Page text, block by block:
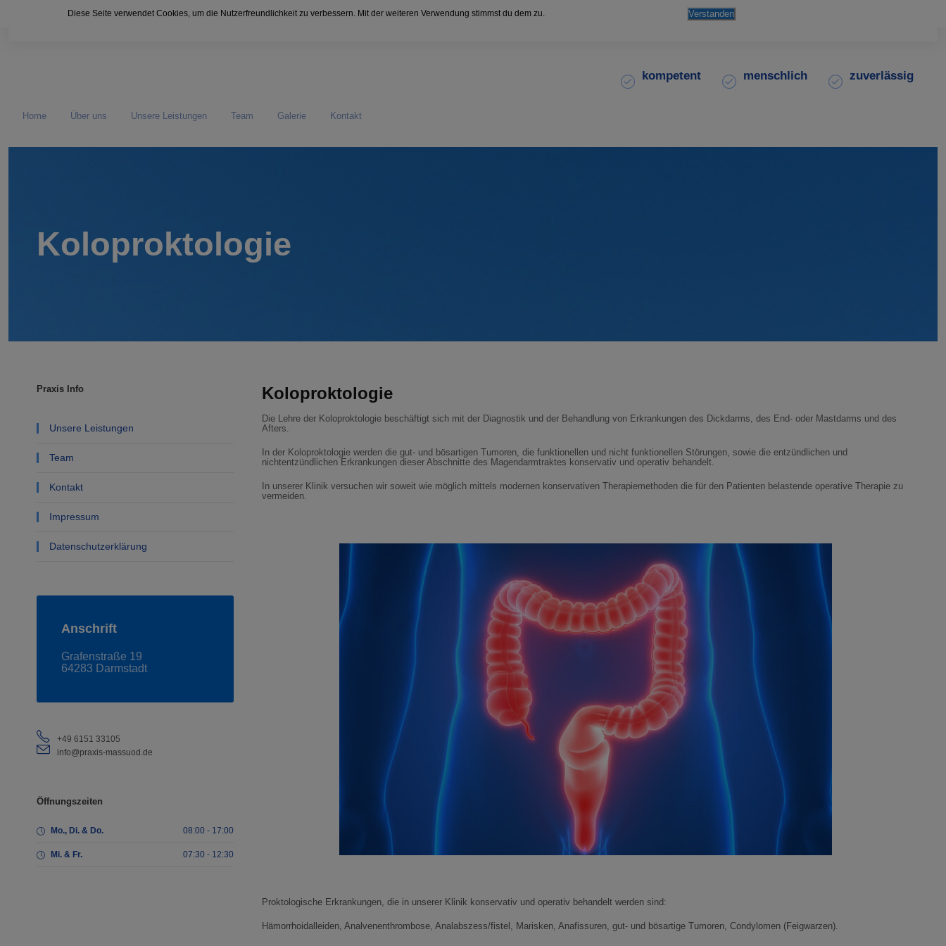
Mo. - Fr. 07:30 - 17:00 Uhr +49 6151 33105 info@praxis-massuod.de
kompetent menschlich zuverlässig
Home Über uns Unsere Leistungen Team Galerie Kontakt
Koloproktologie
Koloproktologie
Die Lehre der Koloproktologie beschäftigt sich mit der Diagnostik und der Behandlung von Erkrankungen des Dickdarms, des End- oder Mastdarms und des
Afters.
In der Koloproktologie werden die gut- und bösartigen Tumoren, die funktionellen und nicht funktionellen Störungen, sowie die entzündlichen und
nichtentzündlichen Erkrankungen dieser Abschnitte des Magendarmtraktes konservativ und operativ behandelt.
In unserer Klinik versuchen wir soweit wie möglich mittels modernen konservativen Therapiemethoden die für den Patienten belastende operative Therapie zu
vermeiden.
Proktologische Erkrankungen, die in unserer Klinik konservativ und operativ behandelt werden sind:
Hämorrhoidalleiden, Analvenenthrombose, Analabszess/fistel, Marisken, Anafissuren, gut- und bösartige Tumoren, Condylomen (Feigwarzen).
Praxis Info
Unsere Leistungen
Team
Kontakt
Impressum
Datenschutzerklärung
Anschrift
Grafenstraße 19
64283 Darmstadt
+49 6151 33105
info@praxis-massuod.de
Öffnungszeiten
Mo., Di. & Do. 08:00 - 17:00
Mi. & Fr. 07:30 - 12:30
Diese Seite verwendet Cookies, um die Nutzerfreundlichkeit zu verbessern. Mit der weiteren Verwendung stimmst du dem zu. Verstanden